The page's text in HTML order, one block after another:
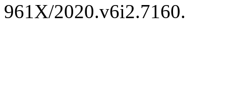
961X/2020.v6i2.7160.